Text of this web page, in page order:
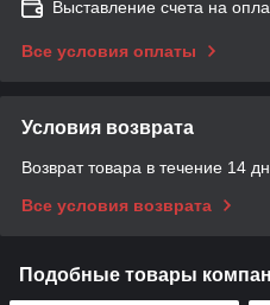
Выставление счета на
Все условия оплаты
Условия возврата
Возврат товара в течение 14
Все условия возврата
Подобные товары